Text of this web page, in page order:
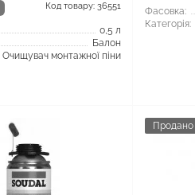
Код товару: 36551
0,5 л
Балон
Очищувач монтажної піни
Фасовка:
Категорія:
Продано